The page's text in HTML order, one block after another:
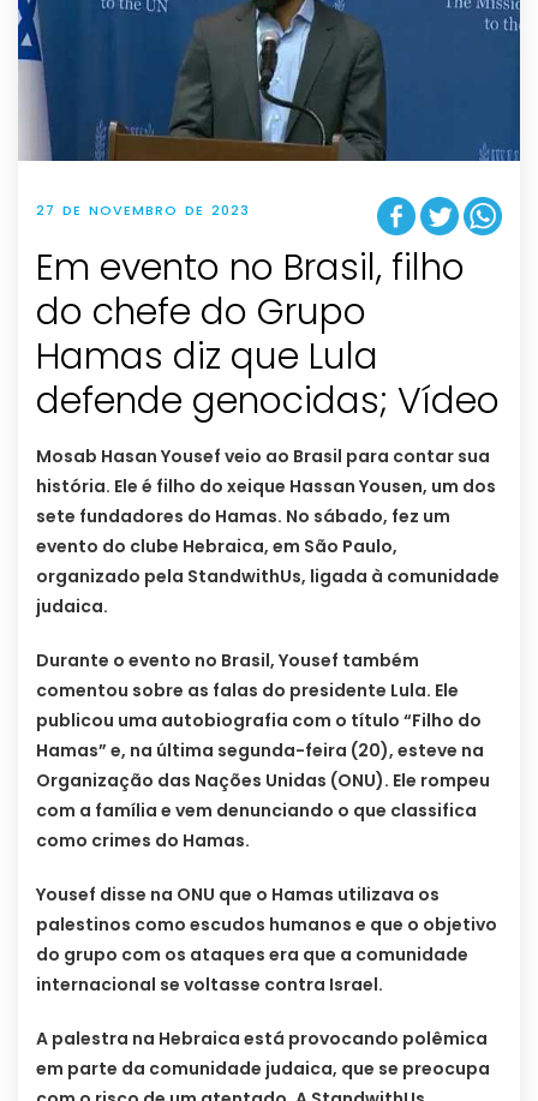
27 DE NOVEMBRO DE 2023
Em evento no Brasil, filho
do chefe do Grupo
Hamas diz que Lula
defende genocidas; Vídeo
Mosab Hasan Yousef veio ao Brasil para contar sua
história. Ele é filho do xeique Hassan Yousen, um dos
sete fundadores do Hamas. No sábado, fez um
evento do clube Hebraica, em São Paulo,
organizado pela StandwithUs, ligada à comunidade
judaica.
Durante o evento no Brasil, Yousef também
comentou sobre as falas do presidente Lula. Ele
publicou uma autobiografia com o título “Filho do
Hamas” e, na última segunda-feira (20), esteve na
Organização das Nações Unidas (ONU). Ele rompeu
com a família e vem denunciando o que classifica
como crimes do Hamas.
Yousef disse na ONU que o Hamas utilizava os
palestinos como escudos humanos e que o objetivo
do grupo com os ataques era que a comunidade
internacional se voltasse contra Israel.
A palestra na Hebraica está provocando polêmica
em parte da comunidade judaica, que se preocupa